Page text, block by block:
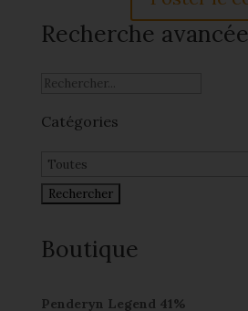
Recherche avancée
Catégories
Boutique
Penderyn Legend 41%